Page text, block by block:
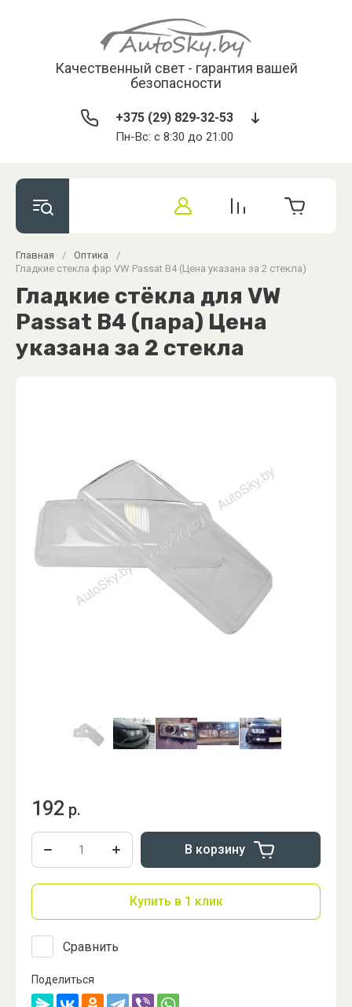
Качественный свет - гарантия вашей
безопасности
+375 (29) 829-32-53
Пн-Вс: с 8:30 до 21:00
Главная / Оптика
/
Гладкие стекла фар VW Passat B4 (Цена указана за 2 стекла)
Гладкие стёкла для VW
Passat B4 (пара) Цена
указана за 2 стекла
192 р.
В корзину
Купить в 1 клик
Сравнить
Поделиться